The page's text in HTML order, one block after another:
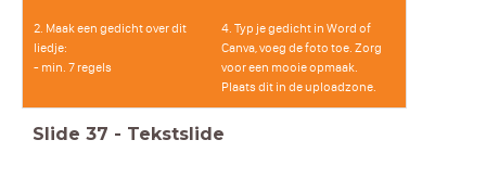
2. Maak een gedicht over dit
liedje:
- min. 7 regels
4. Typ je gedicht in Word of
Canva, voeg de foto toe. Zorg
voor een mooie opmaak.
Plaats dit in de uploadzone.
Slide 37 - Tekstslide